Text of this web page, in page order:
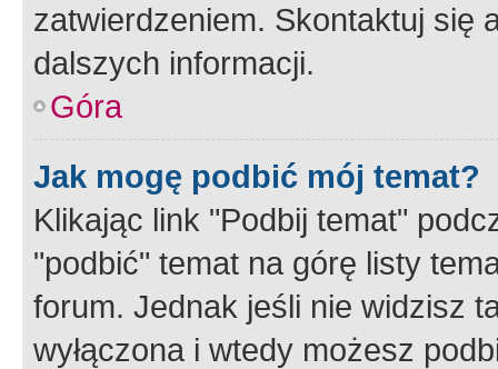
zatwierdzeniem. Skontaktuj się
dalszych informacji.
Góra
Jak mogę podbić mój temat?
Klikając link "Podbij temat"
"podbić" temat na górę listy
forum. Jednak jeśli nie widzisz
wyłączona i wtedy możesz